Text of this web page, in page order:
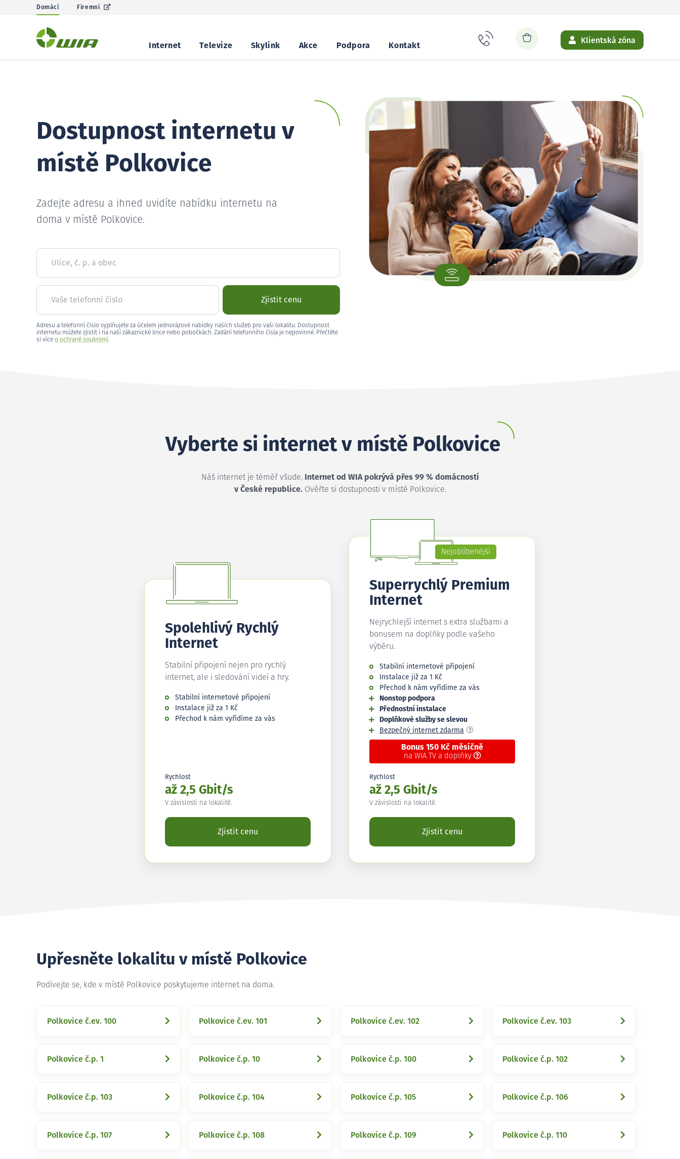
Domácí Firemní
Internet Televize Skylink Akce Podpora Kontakt
Klientská zóna
Dostupnost internetu v
místě Polkovice
Zadejte adresu a ihned uvidíte nabídku internetu na
doma v místě Polkovice.
Ulice, č. p. a obec
Vaše telefonní číslo Zjistit cenu
Adresu a telefonní číslo vyplňujete za účelem jednorázové nabídky našich služeb pro vaši lokalitu. Dostupnost
internetu můžete zjistit i na naší zákaznické lince nebo pobočkách. Zadání telefonního čísla je nepovinné. Přečtěte
si více o ochraně soukromí.
Vyberte si internet v místě Polkovice
Náš internet je téměř všude.
Internet od WIA pokrývá přes 99 % domácností
v České republice.Ověřte si dostupnosti v místě Polkovice.
Spolehlivý Rychlý
Internet
Stabilní připojení nejen pro rychlý
internet, ale i sledování videí a hry.
Stabilní internetové připojení
Instalace již za 1 Kč
Přechod k nám vyřídíme za vás
Rychlost
až 2,5 Gbit/s
V závislosti na lokalitě.
Zjistit cenu
Nejoblíbenější
Superrychlý Premium
Internet
Nejrychlejší internet s extra službami a
bonusem na doplňky podle vašeho
výběru.
Stabilní internetové připojení
Instalace již za 1 Kč
Přechod k nám vyřídíme za vás
Nonstop podpora
Přednostní instalace
Doplňkové služby se slevou
Bezpečný internet zdarma
Bonus 150 Kč měsíčně
na WIA TV a doplňky
Rychlost
až 2,5 Gbit/s
V závislosti na lokalitě.
Zjistit cenu
Upřesněte lokalitu v místě Polkovice
Podívejte se, kde v místě Polkovice poskytujeme internet na doma.
Polkovice č.ev. 100 Polkovice č.ev. 101 Polkovice č.ev. 102 Polkovice č.ev. 103
Polkovice č.p. 1 Polkovice č.p. 10 Polkovice č.p. 100 Polkovice č.p. 102
Polkovice č.p. 103 Polkovice č.p. 104 Polkovice č.p. 105 Polkovice č.p. 106
Polkovice č.p. 107 Polkovice č.p. 108 Polkovice č.p. 109 Polkovice č.p. 110